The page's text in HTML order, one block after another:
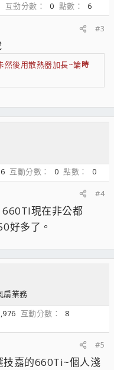
互動分數 0 點數
6
#3
然後用散熱器加長~論時
互動分數 0 點數
0
#4
現在非公都
好多了。
扇業務
互動分數
8
#5
技嘉的660Ti~個人淺